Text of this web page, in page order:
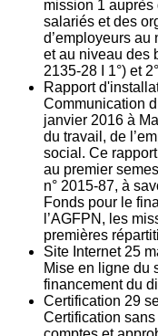
mission 1
salariés et des
d’employeurs au
et au niveau des
2135‐28 I 1°) et
Rapport
Communication
janvier 2016 à
du travail, de
social. Ce
au premier
n° 2015-87, à
Fonds pour le
l’AGFPN, les
premières
Site Internet 25
Mise en ligne du
financement du
Certification 29
Certification